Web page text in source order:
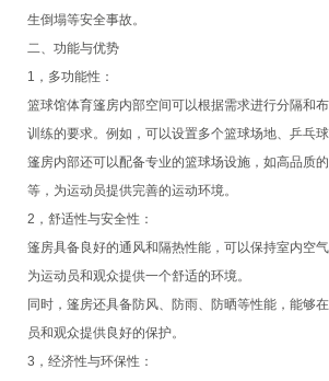
生倒塌等安全事故。
二、功能与优势
1，多功能性：
篮球馆体育篷房内部空间可以根据需求进行分隔和
训练的要求。例如，可以设置多个篮球场地、乒乓球
篷房内部还可以配备专业的篮球场设施，如高品质
等，为运动员提供完善的运动环境。
2，舒适性与安全性：
篷房具备良好的通风和隔热性能，可以保持室内空
为运动员和观众提供一个舒适的环境。
同时，篷房还具备防风、防雨、防晒等性能，能够
员和观众提供良好的保护。
3，经济性与环保性：